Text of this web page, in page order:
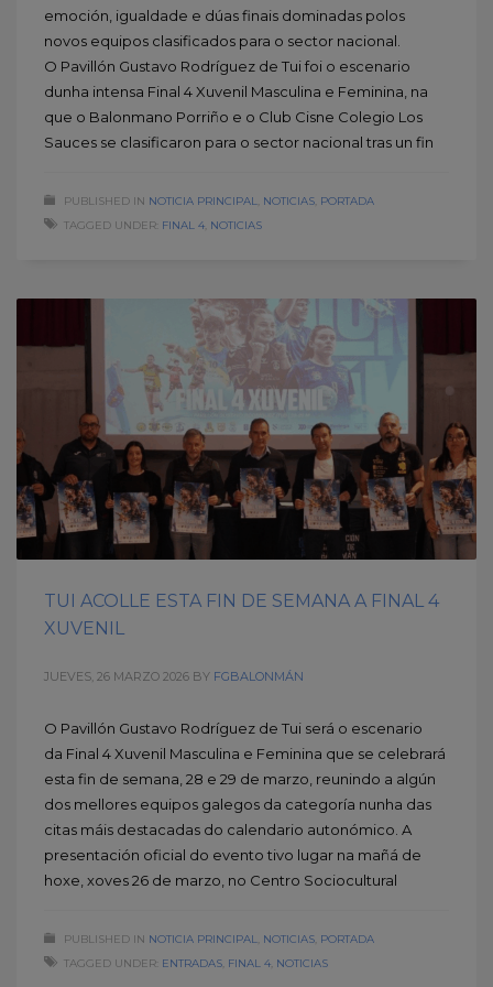
emoción, igualdade e dúas finais dominadas polos
novos equipos clasificados para o sector nacional.
O Pavillón Gustavo Rodríguez de Tui foi o escenario
dunha intensa Final 4 Xuvenil Masculina e Feminina, na
que o Balonmano Porriño e o Club Cisne Colegio Los
Sauces se clasificaron para o sector nacional tras un fin
PUBLISHED IN NOTICIA PRINCIPAL NOTICIAS PORTADA
TAGGED UNDER: FINAL 4 NOTICIAS
TUI ACOLLE ESTA FIN DE SEMANA A FINAL 4
XUVENIL
JUEVES, 26 MARZO 2026 BY FGBALONMÁN
O Pavillón Gustavo Rodríguez de Tui será o escenario
da Final 4 Xuvenil Masculina e Feminina que se celebrará
esta fin de semana, 28 e 29 de marzo, reunindo a algún
dos mellores equipos galegos da categoría nunha das
citas máis destacadas do calendario autonómico. A
presentación oficial do evento tivo lugar na mañá de
hoxe, xoves 26 de marzo, no Centro Sociocultural
PUBLISHED IN NOTICIA PRINCIPAL NOTICIAS PORTADA
TAGGED UNDER: ENTRADAS FINAL 4 NOTICIAS